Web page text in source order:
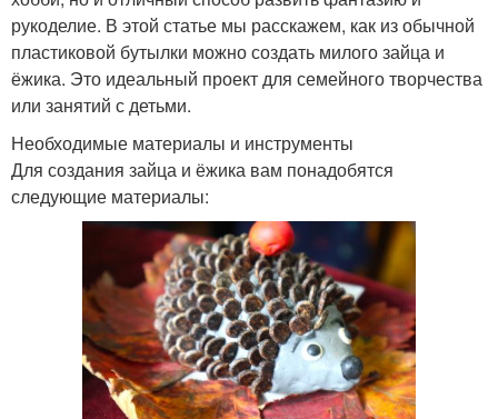
рукоделие. В этой статье мы расскажем, как из обычной
пластиковой бутылки можно создать милого зайца и
ёжика. Это идеальный проект для семейного творчества
или занятий с детьми.
Необходимые материалы и инструменты
Для создания зайца и ёжика вам понадобятся
следующие материалы: